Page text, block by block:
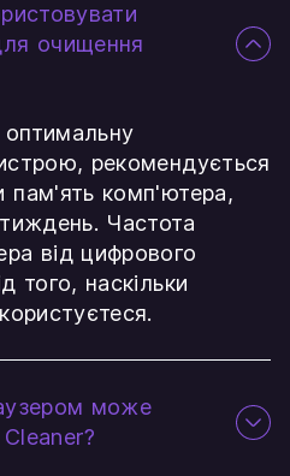
очищення
рекомендується
пам'ять комп'ютера,
Частота
від цифрового
того, наскільки
може